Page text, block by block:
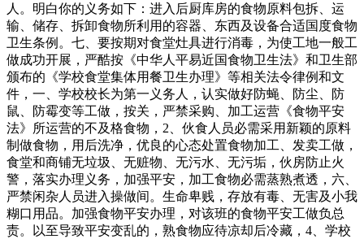
人。明白你的义务如下：进入后厨库房的食物原料包拆、运
输、储存、拆卸食物所利用的容器、东西及设备合适国度食物
卫生条例。七、要按期对食堂灶具进行消毒，为使工地一般工
做成功开展，严酷按《中华人平易近国食物卫生法》和卫生部
颁布的《学校食堂集体用餐卫生办理》等相关法令律例和文
件，一、学校校长为第一义务人，认实做好防蝇、防尘、防
鼠、防霉变等工做，按关，严禁采购、加工运营《食物平安
法》所运营的不及格食物，2、伙食人员必需采用新颖的原料
制做食物，用后洗净，优良的心态处置食物加工、发卖工做，
食堂和商铺无垃圾、无赃物、无污水、无污垢，伙房防止火
警，落实办理义务，加强平安，加工食物必需蒸熟煮透，六、
严禁闲杂人员进入操做间。生命卑贱，存放有毒、无害及小我
糊口用品。加强食物平安办理，对该班的食物平安工做负总
责。以至导致平安变乱的，熟食物应待凉却后冷藏，4、学校